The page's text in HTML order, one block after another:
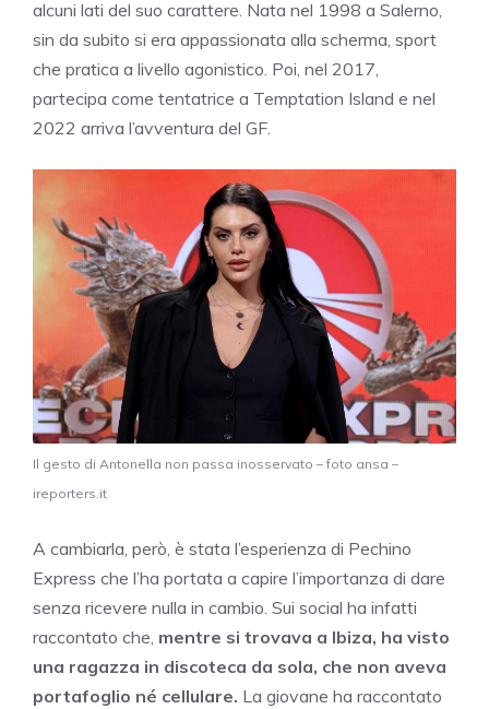
alcuni lati del suo carattere. Nata nel 1998 a Salerno,
sin da subito si era appassionata alla scherma, sport
che pratica a livello agonistico. Poi, nel 2017,
partecipa come tentatrice a Temptation Island e nel
2022 arriva l’avventura del GF.
Il gesto di Antonella non passa inosservato – foto ansa –
ireporters.it
A cambiarla, però, è stata l’esperienza di Pechino
Express che l’ha portata a capire l’importanza di dare
senza ricevere nulla in cambio. Sui social ha infatti
raccontato che, mentre si trovava a Ibiza, ha visto
una ragazza in discoteca da sola, che non aveva
portafoglio né cellulare. La giovane ha raccontato